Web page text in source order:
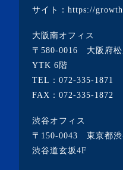
・2021年12月(2記事)
・2021年11月(7記事)
・2021年10月(3記事)
・2021年8月(6記事)
・2021年7月(3記事)
サイト： https://
大阪南オフィス
〒580-0016 大阪府
YTK 6階
TEL： 072-335-1871
FAX：072-335-1872
渋谷オフィス
〒150-0043 東京都渋
渋谷道玄坂4F